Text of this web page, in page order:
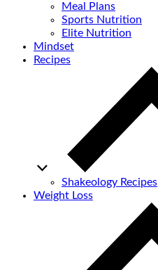
Meal Plans
Sports Nutrition
Elite Nutrition
Mindset
Recipes
Shakeology Recipes
Weight Loss